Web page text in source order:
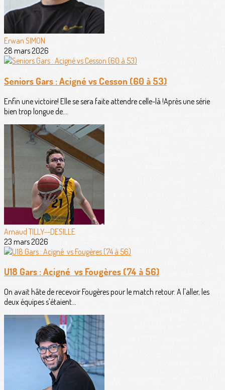
Erwan SIMON
28 mars 2026
Seniors Gars : Acigné vs Cesson (60 à 53)
Enfin une victoire! Elle se sera faite attendre celle-là !Après une série
bien trop longue de...
Arnaud TILLY--DESILLE
23 mars 2026
U18 Gars : Acigné vs Fougères (74 à 56)
On avait hâte de recevoir Fougères pour le match retour. A l'aller, les
deux équipes s'étaient...